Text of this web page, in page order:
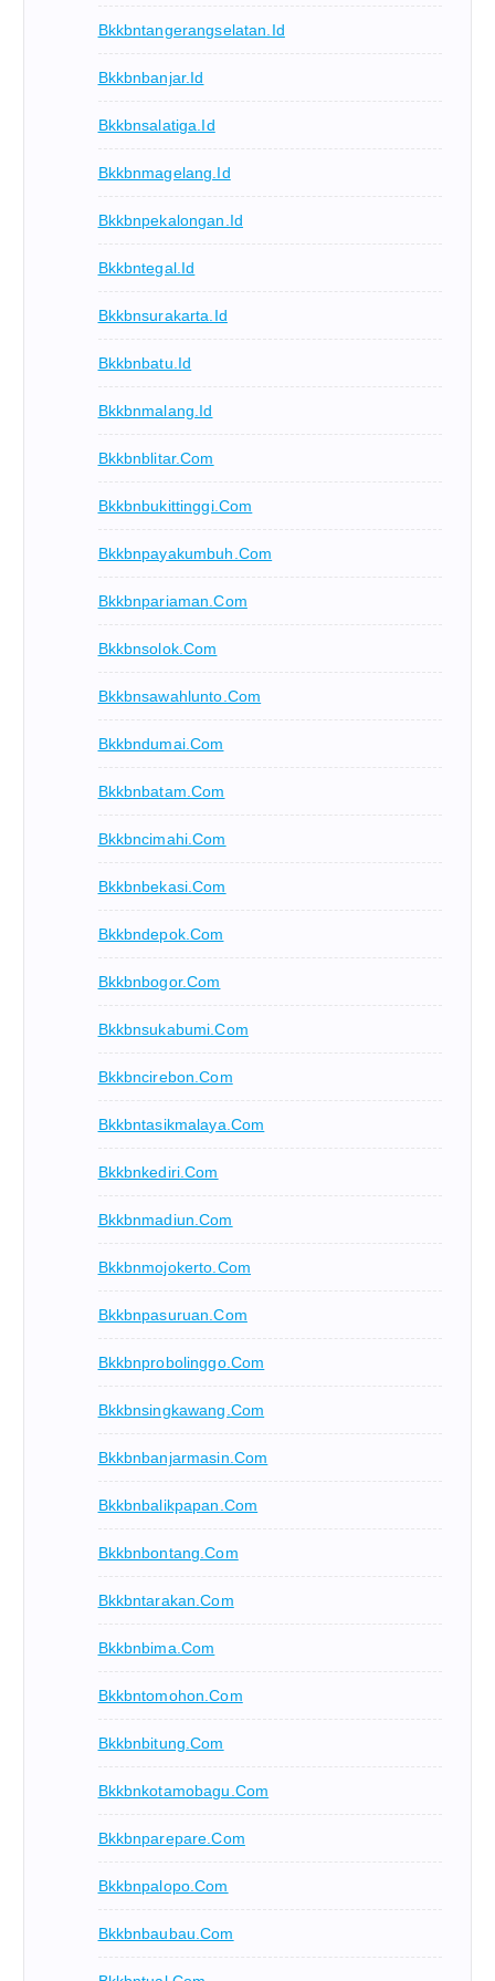
Bkkbntangerangselatan.id
Bkkbnbanjar.id
Bkkbnsalatiga.id
Bkkbnmagelang.id
Bkkbnpekalongan.id
Bkkbntegal.id
Bkkbnsurakarta.id
Bkkbnbatu.id
Bkkbnmalang.id
Bkkbnblitar.com
Bkkbnbukittinggi.com
Bkkbnpayakumbuh.com
Bkkbnpariaman.com
Bkkbnsolok.com
Bkkbnsawahlunto.com
Bkkbndumai.com
Bkkbnbatam.com
Bkkbncimahi.com
Bkkbnbekasi.com
Bkkbndepok.com
Bkkbnbogor.com
Bkkbnsukabumi.com
Bkkbncirebon.com
Bkkbntasikmalaya.com
Bkkbnkediri.com
Bkkbnmadiun.com
Bkkbnmojokerto.com
Bkkbnpasuruan.com
Bkkbnprobolinggo.com
Bkkbnsingkawang.com
Bkkbnbanjarmasin.com
Bkkbnbalikpapan.com
Bkkbnbontang.com
Bkkbntarakan.com
Bkkbnbima.com
Bkkbntomohon.com
Bkkbnbitung.com
Bkkbnkotamobagu.com
Bkkbnparepare.com
Bkkbnpalopo.com
Bkkbnbaubau.com